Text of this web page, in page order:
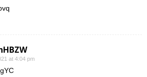
at 4:04 pm